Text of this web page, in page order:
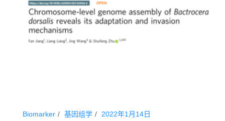
Biomarker 基因组学 2022年1月14日